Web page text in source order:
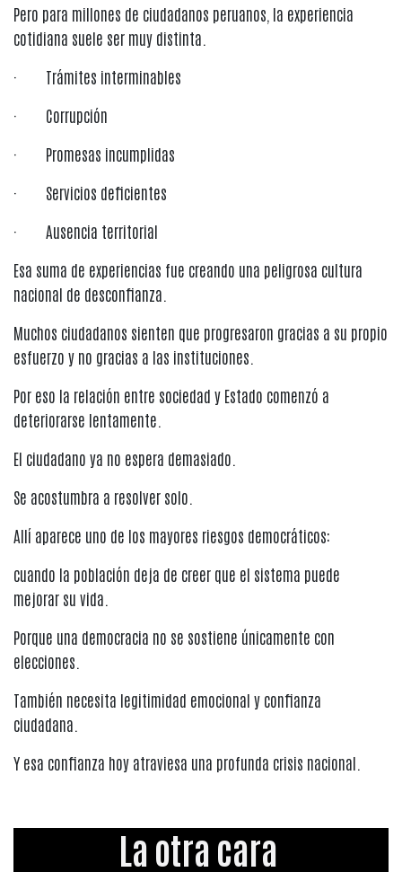
Pero para millones de ciudadanos peruanos, la experiencia
cotidiana suele ser muy distinta.
· Trámites interminables
· Corrupción
· Promesas incumplidas
· Servicios deficientes
· Ausencia territorial
Esa suma de experiencias fue creando una peligrosa cultura
nacional de desconfianza.
Muchos ciudadanos sienten que progresaron gracias a su propio
esfuerzo y no gracias a las instituciones.
Por eso la relación entre sociedad y Estado comenzó a
deteriorarse lentamente.
El ciudadano ya no espera demasiado.
Se acostumbra a resolver solo.
Allí aparece uno de los mayores riesgos democráticos:
cuando la población deja de creer que el sistema puede
mejorar su vida.
Porque una democracia no se sostiene únicamente con
elecciones.
También necesita legitimidad emocional y confianza
ciudadana.
Y esa confianza hoy atraviesa una profunda crisis nacional.
La otra cara